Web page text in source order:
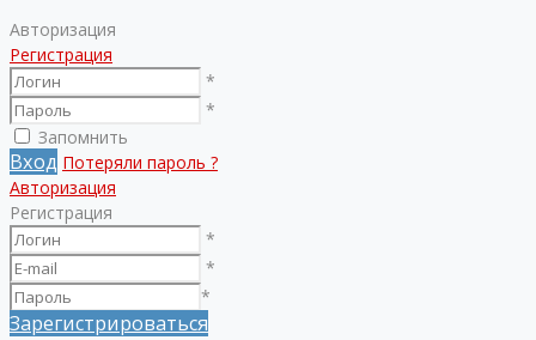
Авторизация
Регистрация
*
*
Запомнить
Вход Потеряли пароль ?
Авторизация
Регистрация
*
*
*
Зарегистрироваться